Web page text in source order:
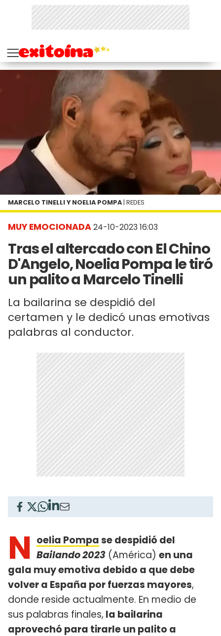
MUY EMOCIONADA24-10-2023 16:03
Tras el altercado con El Chino
D'Angelo, Noelia Pompa le tiró
un palito a Marcelo Tinelli
La bailarina se despidió del
certamen y le dedicó unas emotivas
palabras al conductor.
MARCELO TINELLI Y NOELIA POMPA | REDES
N oelia Pompase despidió del
Bailando 2023 (América) en una
gala muy emotiva debido a que debe
volver a España por fuerzas mayores,
donde reside actualmente. En medio de
sus palabras finales, la bailarina
aprovechó para tirarle un palito a